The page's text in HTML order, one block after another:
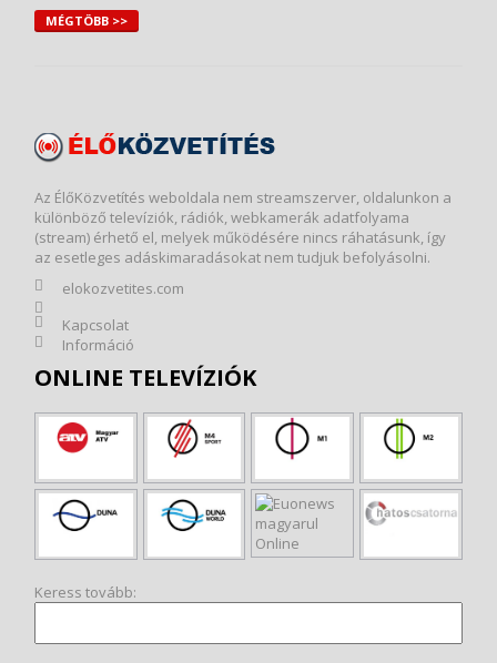
MÉGTÖBB >>
Az ÉlőKözvetítés weboldala nem streamszerver, oldalunkon a
különböző televíziók, rádiók, webkamerák adatfolyama
(stream) érhető el, melyek működésére nincs ráhatásunk, így
az esetleges adáskimaradásokat nem tudjuk befolyásolni.
elokozvetites.com
Kapcsolat
Információ
ONLINE TELEVÍZIÓK
Keress tovább: